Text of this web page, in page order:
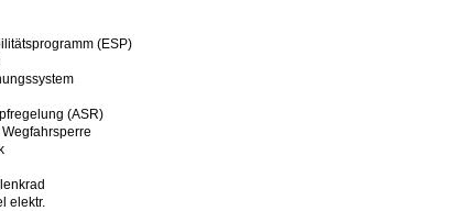
(ESP)
(ASR)
elektr.